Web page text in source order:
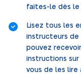
faites-le dès le
Lisez tous les
instructeurs
pouvez
instructions
vous de les lire